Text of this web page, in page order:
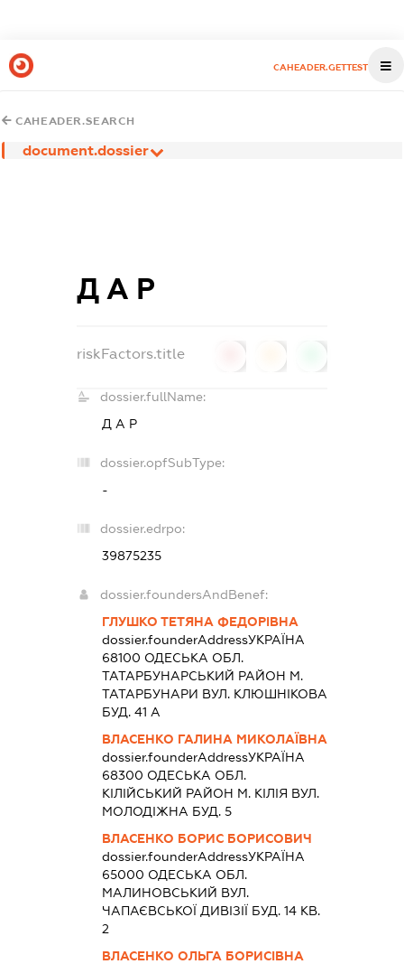
CAHEADER.GETTEST
CAHEADER.SEARCH
document.dossier
Д А Р
riskFactors.title
dossier.fullName:
Д А Р
dossier.opfSubType:
-
dossier.edrpo:
39875235
dossier.foundersAndBenef:
ГЛУШКО ТЕТЯНА ФЕДОРІВНА
dossier.founderAddressУКРАЇНА
68100 ОДЕСЬКА ОБЛ.
ТАТАРБУНАРСЬКИЙ РАЙОН М.
ТАТАРБУНАРИ ВУЛ. КЛЮШНІКОВА
БУД. 41 А
ВЛАСЕНКО ГАЛИНА МИКОЛАЇВНА
dossier.founderAddressУКРАЇНА
68300 ОДЕСЬКА ОБЛ.
КIЛIЙСЬКИЙ РАЙОН М. КІЛІЯ ВУЛ.
МОЛОДІЖНА БУД. 5
ВЛАСЕНКО БОРИС БОРИСОВИЧ
dossier.founderAddressУКРАЇНА
65000 ОДЕСЬКА ОБЛ.
МАЛИНОВСЬКИЙ ВУЛ.
ЧАПАЄВСЬКОЇ ДИВІЗІЇ БУД. 14 КВ.
2
ВЛАСЕНКО ОЛЬГА БОРИСІВНА